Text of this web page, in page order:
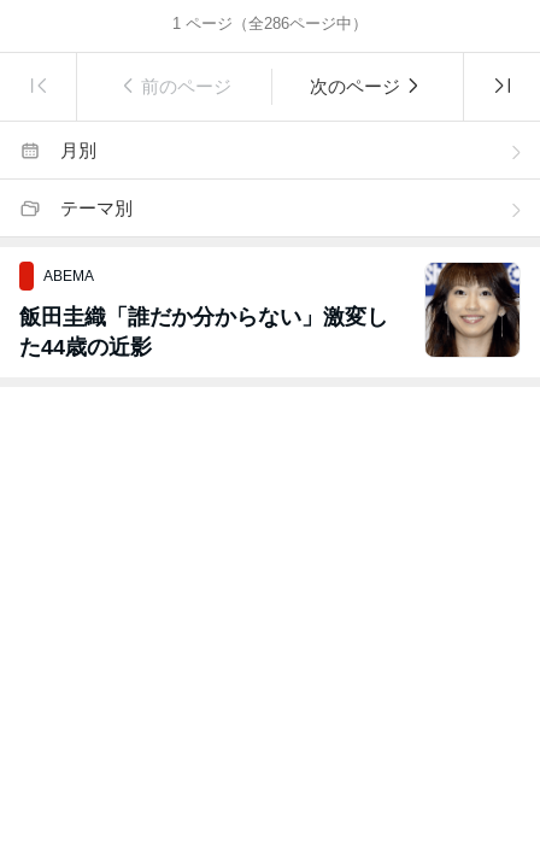
1 ページ（全286ページ中）
前のページ 次のページ
月別
テーマ別
ABEMA
飯田圭織「誰だか分からない」激変し
た44歳の近影